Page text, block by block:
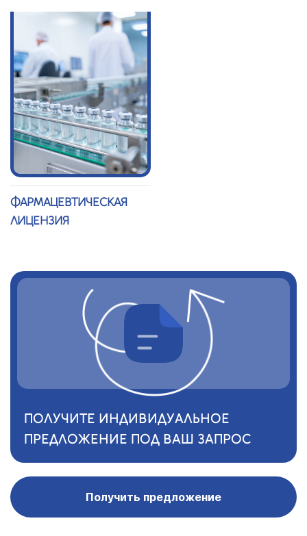
ФАРМАЦЕВТИЧЕСКАЯ
ЛИЦЕНЗИЯ
ПОЛУЧИТЕ ИНДИВИДУАЛЬНОЕ
ПРЕДЛОЖЕНИЕ ПОД ВАШ ЗАПРОС
Получить предложение